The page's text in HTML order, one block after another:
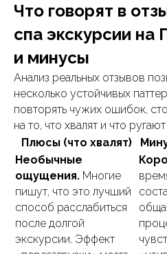
Что говорят в
спа экскурсии на
и минусы
Анализ реальных отзывов
несколько устойчивых
повторять чужих ошибок,
на то, что хвалят и что
Плюсы (что хвалят)
Необычные
ощущения. Многие
пишут, что это лучший
способ расслабиться
после долгой
экскурсии. Эффект